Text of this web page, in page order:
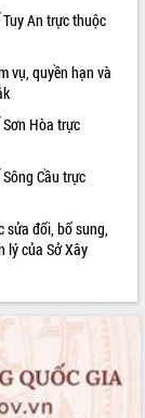
An trực thuộc
vụ, quyền hạn và
Hòa trực
Cầu trực
đổi, bổ sung,
lý của Sở Xây